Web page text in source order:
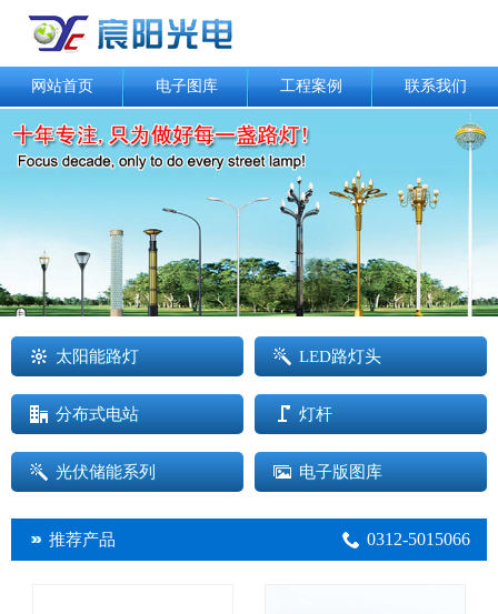
网站首页 电子图库 工程案例 联系我们
太阳能路灯 LED路灯头
分布式电站 灯杆
光伏储能系列 电子版图库
推荐产品 0312-5015066